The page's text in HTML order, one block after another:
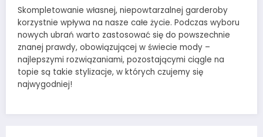
Skompletowanie własnej, niepowtarzalnej garderoby
korzystnie wpływa na nasze całe życie. Podczas wyboru
nowych ubrań warto zastosować się do powszechnie
znanej prawdy, obowiązującej w świecie mody –
najlepszymi rozwiązaniami, pozostającymi ciągle na
topie są takie stylizacje, w których czujemy się
najwygodniej!